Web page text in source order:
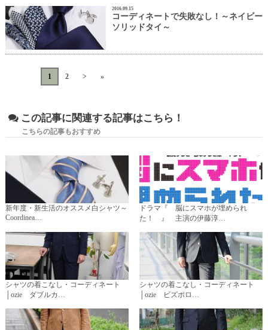
2016.09.15
コーディネートで失敗なし！～ネイビー
ソリッドタイ～
1 2 > »
この記事に関連する記事はこちら！
こちらの記事もおすすめ
新年度・新生活のオススメ白シャツ～
Coordinea…
ドラマ『 脳にスマホが埋められ
た！ 』 主演の伊藤淳…
シャツの着こなし・コーディネート
│ozie ダブルカ…
シャツの着こなし・コーディネート
│ozie ビズポロ…